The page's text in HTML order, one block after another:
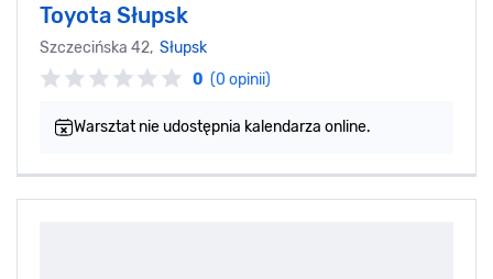
Toyota Słupsk
Szczecińska 42, Słupsk
0 (0 opinii)
Warsztat nie udostępnia kalendarza online.